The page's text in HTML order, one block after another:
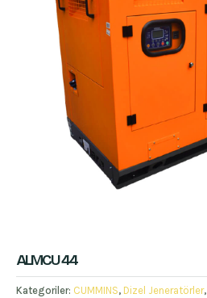
ALMCU 44
Kategoriler: CUMMINS, Dizel Jeneratörler,